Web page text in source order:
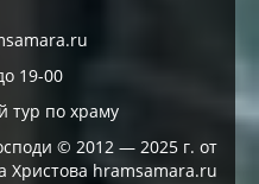
19-00
тур по храму
© 2012 — 2025 г. от
Христова hramsamara.ru